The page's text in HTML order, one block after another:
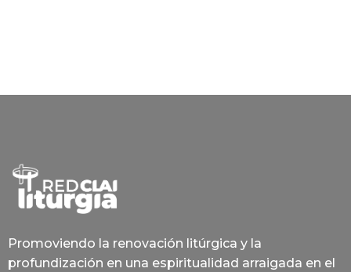
Promoviendo la renovación litúrgica y la
profundización en una espiritualidad arraigada en el